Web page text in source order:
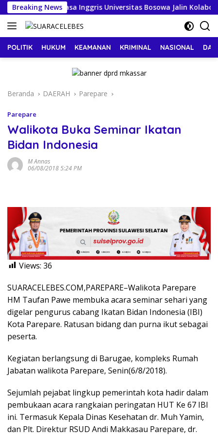
Langsung
ke
konten
Breaking NewsBahasa Inggris Universitas Bosowa Jalin Kolaborasi
POLITIK HUKUM KEAMANAN KRIMINAL NASIONAL
Beranda DAERAH Parepare
Parepare
Walikota Buka Seminar Ikatan
Bidan Indonesia
M Annas
06/08/2018 5:24 PM
Views: 36
SUARACELEBES.COM,PAREPARE–Walikota Parepare
HM Taufan Pawe membuka acara seminar sehari yang
digelar pengurus cabang Ikatan Bidan Indonesia (IBI)
Kota Parepare. Ratusan bidang dan purna ikut sebagai
peserta.
Kegiatan berlangsung di Barugae, kompleks Rumah
Jabatan walikota Parepare, Senin(6/8/2018).
Sejumlah pejabat lingkup pemerintah kota hadir dalam
pembukaan acara rangkaian peringatan HUT Ke 67 IBI
ini. Termasuk Kepala Dinas Kesehatan dr. Muh Yamin,
dan Plt. Direktur RSUD Andi Makkasau Parepare, dr.